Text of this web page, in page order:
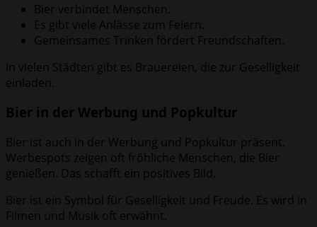
Bier verbindet Menschen.
Es gibt viele Anlässe zum Feiern.
Gemeinsames Trinken fördert Freundschaften.
In vielen Städten gibt es Brauereien, die zur Geselligkeit
einladen.
Bier in der Werbung und Popkultur
Bier ist auch in der Werbung und Popkultur präsent.
Werbespots zeigen oft fröhliche Menschen, die Bier
genießen. Das schafft ein positives Bild.
Bier ist ein Symbol für Geselligkeit und Freude. Es wird in
Filmen und Musik oft erwähnt.